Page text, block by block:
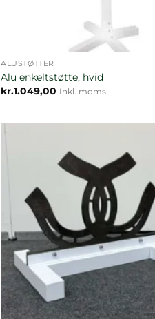
ALUSTØTTER
Alu enkeltstøtte, hvid
kr.1.049,00 Inkl. moms